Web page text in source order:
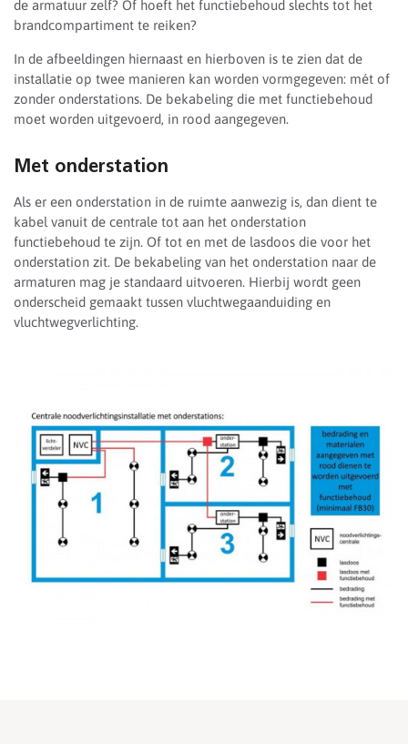
de armatuur zelf? Of hoeft het functiebehoud slechts tot het
brandcompartiment te reiken?
In de afbeeldingen hiernaast en hierboven is te zien dat de
installatie op twee manieren kan worden vormgegeven: mét of
zonder onderstations. De bekabeling die met functiebehoud
moet worden uitgevoerd, in rood aangegeven.
Met onderstation
Als er een onderstation in de ruimte aanwezig is, dan dient te
kabel vanuit de centrale tot aan het onderstation
functiebehoud te zijn. Of tot en met de lasdoos die voor het
onderstation zit. De bekabeling van het onderstation naar de
armaturen mag je standaard uitvoeren. Hierbij wordt geen
onderscheid gemaakt tussen vluchtwegaanduiding en
vluchtwegverlichting.